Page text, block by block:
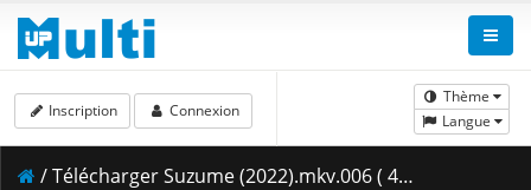
Thème
Langue
Inscription Connexion
/ Télécharger Suzume (2022).mkv.006 ( 420.49 MB )